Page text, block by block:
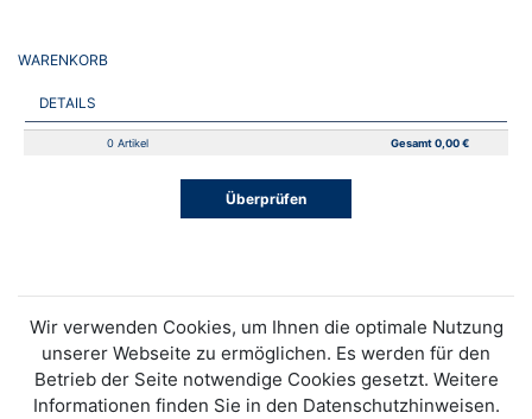
WARENKORB
DETAILS
0 Artikel Gesamt 0,00 €
Überprüfen
Wir verwenden Cookies, um Ihnen die optimale Nutzung
unserer Webseite zu ermöglichen. Es werden für den
Betrieb der Seite notwendige Cookies gesetzt. Weitere
Informationen finden Sie in den Datenschutzhinweisen.